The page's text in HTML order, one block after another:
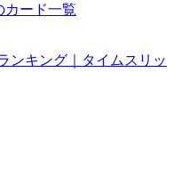
カード一覧
ンキング｜タイムスリッ